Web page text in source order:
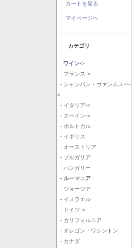
カートを見る
マイページへ
カテゴリ
ワイン->
- フランス->
- シャンパン・ヴァンムスー-
>
- イタリア->
- スペイン->
- ポルトガル
- イギリス
- オーストリア
- ブルガリア
- ハンガリー
- ルーマニア
- ジョージア
- イスラエル
- ドイツ->
- カリフォルニア
- オレゴン・ワシントン
- カナダ